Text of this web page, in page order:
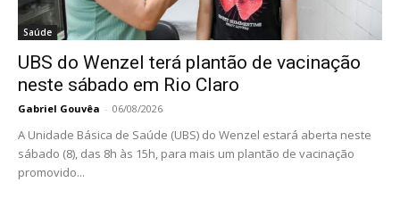
Saúde
UBS do Wenzel terá plantão de vacinação
neste sábado em Rio Claro
Gabriel Gouvêa - 06/08/2026
A Unidade Básica de Saúde (UBS) do Wenzel estará aberta neste
sábado (8), das 8h às 15h, para mais um plantão de vacinação
promovido...